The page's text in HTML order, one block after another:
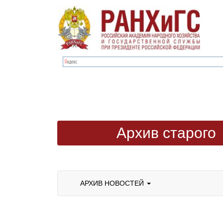
Архив старого
АРХИВ НОВОСТЕЙ